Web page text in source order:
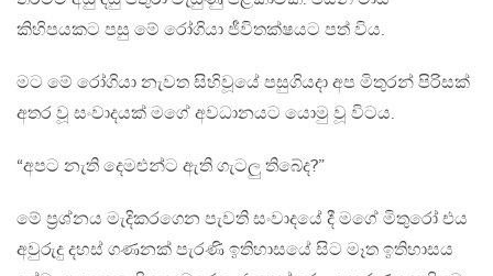
කිහිපයකට පසු මේ රෝගියා ජීවිතක්ෂයට පත් විය.
මට මේ රෝගියා නැවත සිහිවූයේ පසුගියදා අප මිතුරන් පිරිසක්
අතර වූ සංවාදයක් මගේ අවධානයට යොමු වූ විටය.
“අපට නැති දෙමළුන්ට ඇති ගැටලු තිබේද?”
මේ ප්‍රශ්නය මැදිකරගෙන පැවති සංවාදයේ දී මගේ මිතුරෝ එය
අවුරුදු දහස් ගණනක් පැරණි ඉතිහාසයේ සිට මෑත ඉතිහාසය